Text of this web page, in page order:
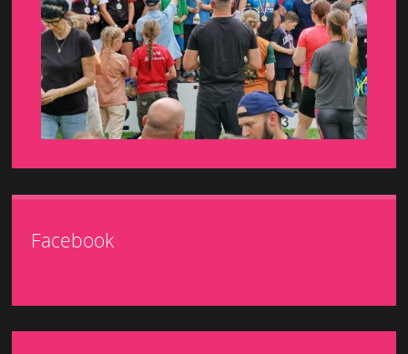
Facebook